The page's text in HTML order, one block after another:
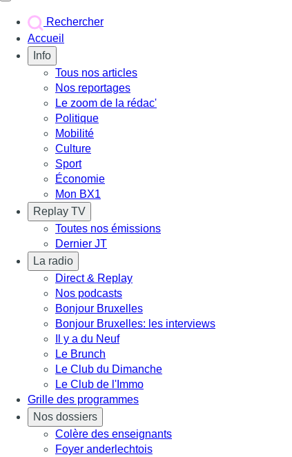
Rechercher
Accueil
Info
Tous nos articles
Nos reportages
Le zoom de la rédac'
Politique
Mobilité
Culture
Sport
Économie
Mon BX1
Replay TV
Toutes nos émissions
Dernier JT
La radio
Direct & Replay
Nos podcasts
Bonjour Bruxelles
Bonjour Bruxelles: les interviews
Il y a du Neuf
Le Brunch
Le Club du Dimanche
Le Club de l'Immo
Grille des programmes
Nos dossiers
Colère des enseignants
Foyer anderlechtois